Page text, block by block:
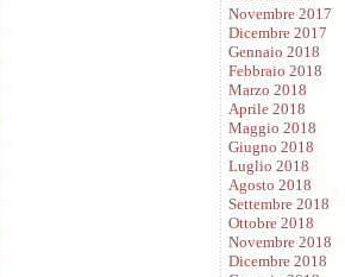
Novembre 2017
Dicembre 2017
Gennaio 2018
Febbraio 2018
Marzo 2018
Aprile 2018
Maggio 2018
Giugno 2018
Luglio 2018
Agosto 2018
Settembre 2018
Ottobre 2018
Novembre 2018
Dicembre 2018